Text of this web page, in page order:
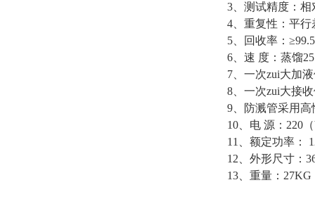
3、测试精度：相
4、重复性：平行
5、回收率：
6、速 度：蒸馏
7、一次zui大加
8、一次zui大接
9、防溅管采用
10、电 源：220
11、额定功率：
12、外形尺寸：
13、重量：27KG